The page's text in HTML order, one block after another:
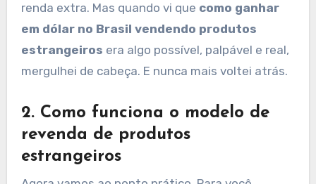
renda extra. Mas quando vi que como ganhar
em dólar no Brasil vendendo produtos
estrangeiros era algo possível, palpável e real,
mergulhei de cabeça. E nunca mais voltei atrás.
2. Como funciona o modelo de
revenda de produtos
estrangeiros